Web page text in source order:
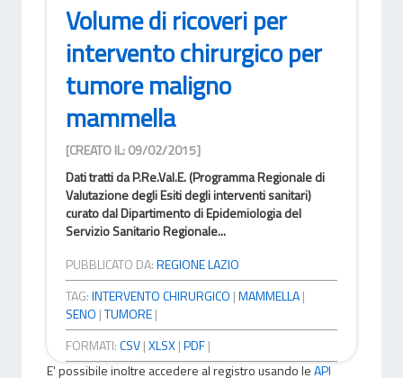
Volume di ricoveri per
intervento chirurgico per
tumore maligno
mammella
[CREATO IL: 09/02/2015]
Dati tratti da P.Re.Val.E. (Programma Regionale di
Valutazione degli Esiti degli interventi sanitari)
curato dal Dipartimento di Epidemiologia del
Servizio Sanitario Regionale...
PUBBLICATO DA:REGIONE LAZIO
TAG:INTERVENTO CHIRURGICO |MAMMELLA|
SENO |TUMORE|
FORMATI:CSV|XLSX|PDF|
E' possibile inoltre accedere al registro usando leAPI